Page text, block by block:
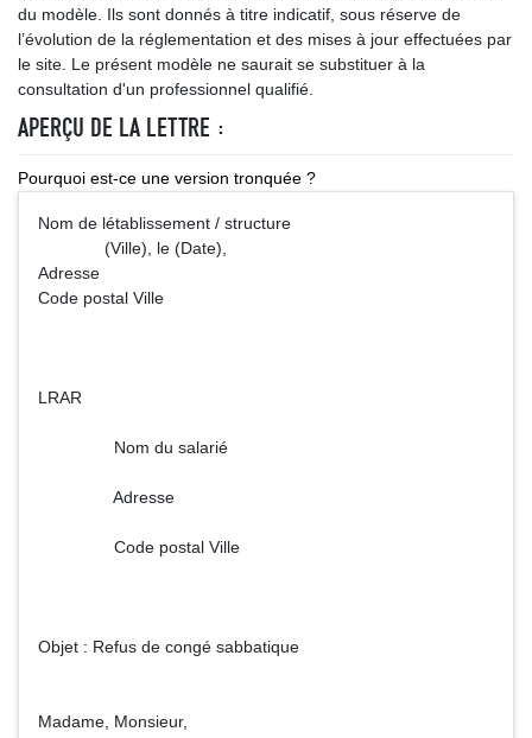
du modèle. Ils sont donnés à titre indicatif, sous réserve de
l’évolution de la réglementation et des mises à jour effectuées par
le site. Le présent modèle ne saurait se substituer à la
consultation d'un professionnel qualifié.
APERÇU DE LA LETTRE :
Pourquoi est-ce une version tronquée ?
Nom de létablissement / structure
(Ville), le (Date),
Adresse
Code postal Ville
LRAR
Nom du salarié
Adresse
Code postal Ville
Objet : Refus de congé sabbatique
Madame, Monsieur,